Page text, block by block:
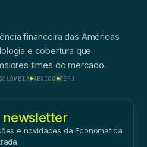
financeira das Américas
e cobertura que
times do mercado.
MÉXICO PERU
newsletter
e novidades da Economatica